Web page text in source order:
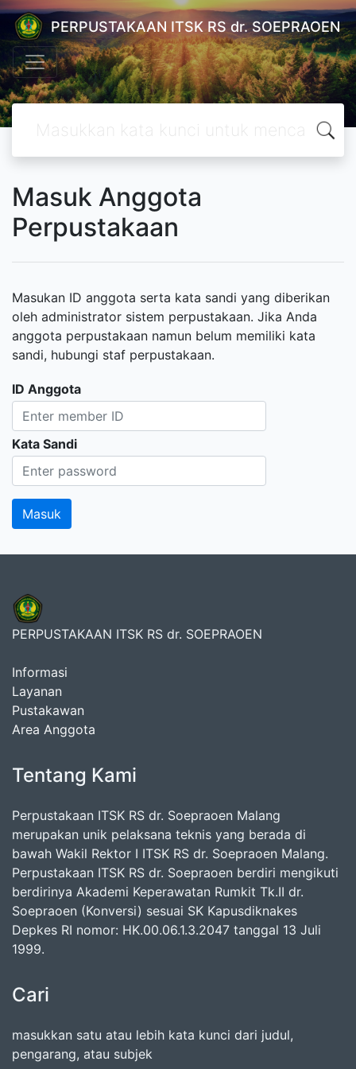
PERPUSTAKAAN ITSK RS dr. SOEPRAOEN
Masuk Anggota
Perpustakaan
Masukan ID anggota serta kata sandi yang diberikan
oleh administrator sistem perpustakaan. Jika Anda
anggota perpustakaan namun belum memiliki kata
sandi, hubungi staf perpustakaan.
ID Anggota
Kata Sandi
PERPUSTAKAAN ITSK RS dr. SOEPRAOEN
Informasi
Layanan
Pustakawan
Area Anggota
Tentang Kami
Perpustakaan ITSK RS dr. Soepraoen Malang
merupakan unik pelaksana teknis yang berada di
bawah Wakil Rektor I ITSK RS dr. Soepraoen Malang.
Perpustakaan ITSK RS dr. Soepraoen berdiri mengikuti
berdirinya Akademi Keperawatan Rumkit Tk.II dr.
Soepraoen (Konversi) sesuai SK Kapusdiknakes
Depkes RI nomor: HK.00.06.1.3.2047 tanggal 13 Juli
1999.
Cari
masukkan satu atau lebih kata kunci dari judul,
pengarang, atau subjek